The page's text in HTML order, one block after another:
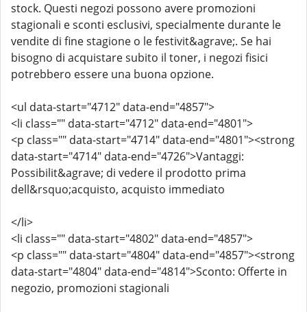
stock. Questi negozi possono avere promozioni
stagionali e sconti esclusivi, specialmente durante le
vendite di fine stagione o le festivit&agrave;. Se hai
bisogno di acquistare subito il toner, i negozi fisici
potrebbero essere una buona opzione.
<ul data-start="4712" data-end="4857">
<li class="" data-start="4712" data-end="4801">
<p class="" data-start="4714" data-end="4801"><strong
data-start="4714" data-end="4726">Vantaggi:
Possibilit&agrave; di vedere il prodotto prima
dell&rsquo;acquisto, acquisto immediato
</li>
<li class="" data-start="4802" data-end="4857">
<p class="" data-start="4804" data-end="4857"><strong
data-start="4804" data-end="4814">Sconto: Offerte in
negozio, promozioni stagionali